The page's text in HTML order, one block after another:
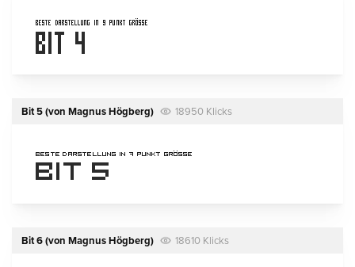
Bit 5(von Magnus Högberg) 18950 Klicks
Bit 6(von Magnus Högberg) 18610 Klicks